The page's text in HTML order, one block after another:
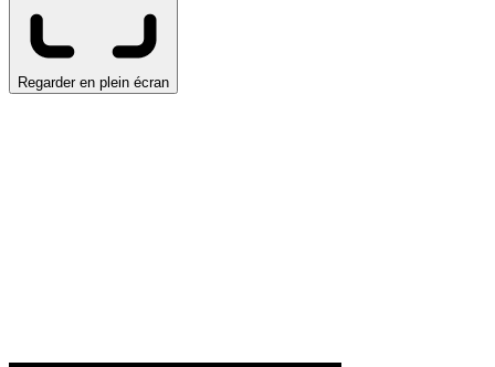
Regarder en plein écran